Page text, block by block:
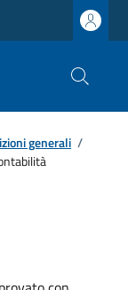
generali /